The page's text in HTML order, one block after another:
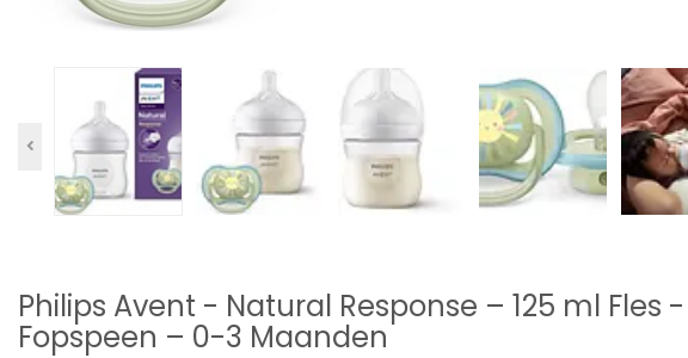
Philips Avent - Natural Response – 125 ml Fles
Fopspeen – 0-3 Maanden